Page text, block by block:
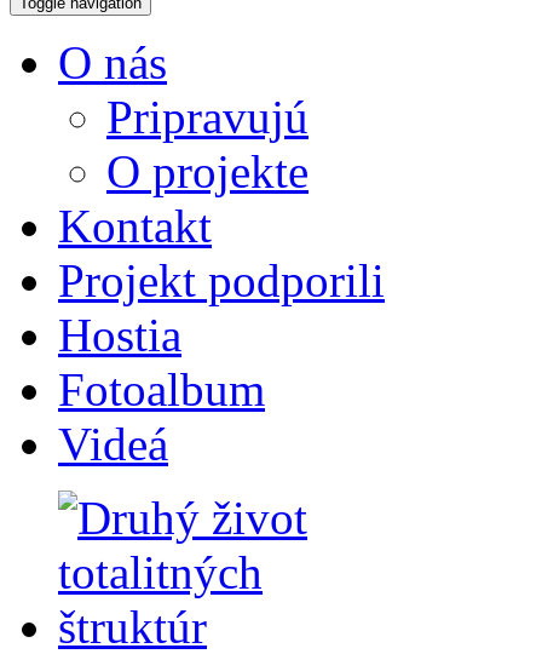
O nás
Pripravujú
O projekte
Kontakt
Projekt podporili
Hostia
Fotoalbum
Videá